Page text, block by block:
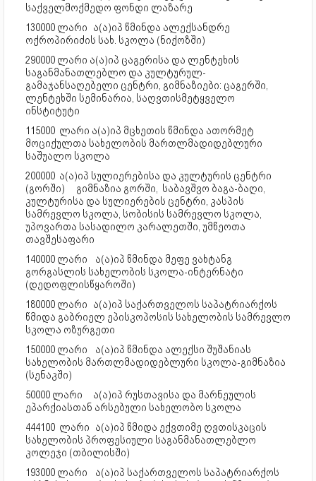
საქველმოქმედო ფონდი ლაზარე
130000 ლარი ა(ა)იპ წმინდა ალექსანდრე
ოქროპირიძის სახ. სკოლა (ნიქოზში)
290000 ლარი ა(ა)იპ ცაგერისა და ლენტეხის
საგანმანათლებლო და კულტურულ-
გამაჯანსაღებელი ცენტრი, გიმნაზიები: ცაგერში,
ლენტეხში სემინარია, საღვთისმეტყველო
ინსტიტუტი
115000 ლარი ა(ა)იპ მცხეთის წმინდა ათორმეტ
მოციქულთა სახელობის მართლმადიდებლური
საშუალო სკოლა
200000 ა(ა)იპ სულიერებისა და კულტურის ცენტრი
(გორში)
გიმნაზია გორში, საბავშვო ბაგა-ბაღი,
კულტურისა და სულიერების ცენტრი, კასპის
სამრევლო სკოლა, სობისის სამრევლო სკოლა,
უპოვართა სასადილო კარალეთში, უმწეოთა
თავშესაფარი
140000 ლარი
ა(ა)იპ წმინდა მეფე ვახტანგ
გორგასლის სახელობის სკოლა-ინტერნატი
(დედოფლისწყაროში)
180000 ლარი ა(ა)იპ საქართველოს საპატრიარქოს
წმიდა გაბრიელ ეპისკოპოსის სახელობის სამრევლო
სკოლა ოზურგეთი
150000 ლარი
ა(ა)იპ წმინდა ალექსი შუშანიას
სახელობის მართლმადიდებლური სკოლა-გიმნაზია
(სენაკში)
50000 ლარი
ა(ა)იპ რუსთავისა და მარნეულის
ეპარქიასთან არსებული სახელობო სკოლა
444100 ლარი ა(ა)იპ წმიდა ექვთიმე ღვთისკაცის
სახელობის პროფესიული საგანმანათლებლო
კოლეჯი (თბილისში)
193000 ლარი
ა(ა)იპ საქართველოს საპატრიარქოს